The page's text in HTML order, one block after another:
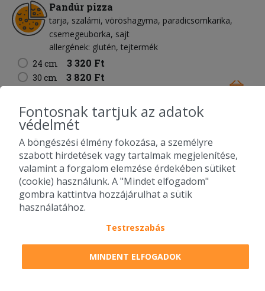
Pandúr pizza
tarja szalámi vöröshagyma paradicsomkarika
csemegeuborka sajt
allergének: glutén, tejtermék
24 cm
3 320 Ft
30 cm 3 820 Ft
csónak alakú 3 600 Ft
Pármai pizza
paradicsomos alap pármai sonka vöröshagyma
kukorica sajt
allergének: glutén, tejtermék
24 cm
3 550 Ft
csónak alakú 3 650 Ft
Fontosnak tartjuk az adatok
védelmét
A böngészési élmény fokozása, a személyre
szabott hirdetések vagy tartalmak megjelenítése,
valamint a forgalom elemzése érdekében sütiket
(cookie) használunk. A "Mindet elfogadom"
gombra kattintva hozzájárulhat a sütik
használatához.
Testreszabás
MINDENT ELFOGADOK